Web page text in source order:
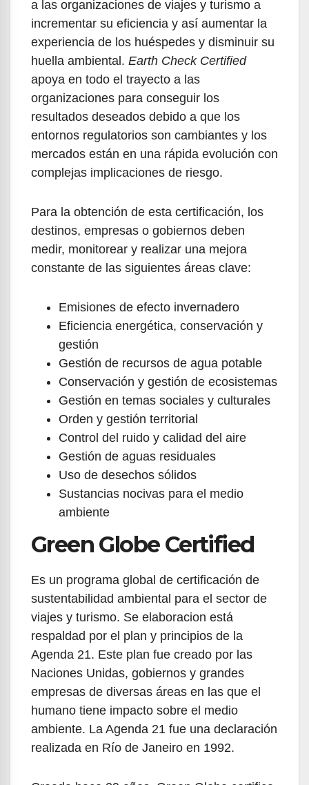
a las organizaciones de viajes y turismo a
incrementar su eficiencia y así aumentar la
experiencia de los huéspedes y disminuir su
huella ambiental. Earth Check Certified
apoya en todo el trayecto a las
organizaciones para conseguir los
resultados deseados debido a que los
entornos regulatorios son cambiantes y los
mercados están en una rápida evolución con
complejas implicaciones de riesgo.
Para la obtención de esta certificación, los
destinos, empresas o gobiernos deben
medir, monitorear y realizar una mejora
constante de las siguientes áreas clave:
Emisiones de efecto invernadero
Eficiencia energética, conservación y
gestión
Gestión de recursos de agua potable
Conservación y gestión de ecosistemas
Gestión en temas sociales y culturales
Orden y gestión territorial
Control del ruido y calidad del aire
Gestión de aguas residuales
Uso de desechos sólidos
Sustancias nocivas para el medio
ambiente
Green Globe Certified
Es un programa global de certificación de
sustentabilidad ambiental para el sector de
viajes y turismo. Se elaboracion está
respaldad por el plan y principios de la
Agenda 21. Este plan fue creado por las
Naciones Unidas, gobiernos y grandes
empresas de diversas áreas en las que el
humano tiene impacto sobre el medio
ambiente. La Agenda 21 fue una declaración
realizada en Río de Janeiro en 1992.